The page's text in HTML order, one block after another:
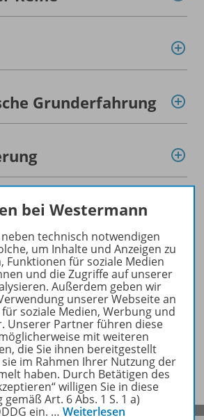
Grunderfahrung
Konzentration,
und
Service
bei Westermann
technisch notwendigen
um Inhalte und Anzeigen zu
Funktionen für soziale Medien
und die Zugriffe auf unserer
Außerdem geben wir
unserer Webseite an
soziale Medien, Werbung und
Unserer Partner führen diese
mit weiteren
die Sie ihnen bereitgestellt
im Rahmen Ihrer Nutzung der
haben. Durch Betätigen des
willigen Sie in diese
Art. 6 Abs. 1 S. 1 a)
ein. … Weiterlesen